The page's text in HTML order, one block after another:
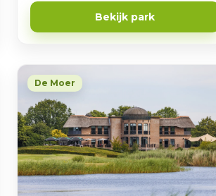
afwisselend. Ook voor beginners!
Bekijk park
De Moer